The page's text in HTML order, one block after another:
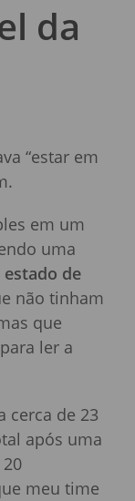
da
“estar em
em um
uma
de
não tinham
que
ler a
cerca de 23
após uma
meu time